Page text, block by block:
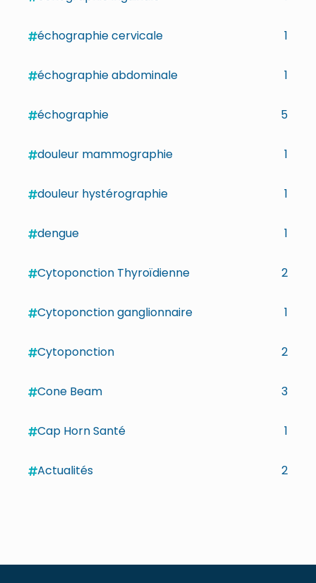
échographie cervicale 1
échographie abdominale 1
échographie 5
douleur mammographie 1
douleur hystérographie 1
dengue 1
Cytoponction Thyroïdienne 2
Cytoponction ganglionnaire 1
Cytoponction 2
Cone Beam 3
Cap Horn Santé 1
Actualités 2